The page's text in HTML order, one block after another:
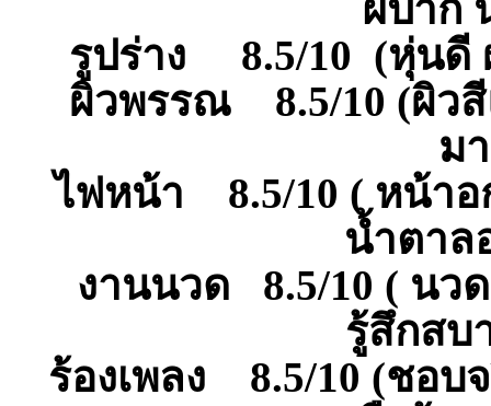
ฝีปาก
รูปร่าง 8.5/10 (หุ่นดี
ผิวพรรณ 8.5/10 (ผิว
ม
ไฟหน้า 8.5/10 ( หน้าอ
น้ำตา
งานนวด 8.5/10 ( นว
รู้สึกสบ
ร้องเพลง 8.5/10 (ชอบ